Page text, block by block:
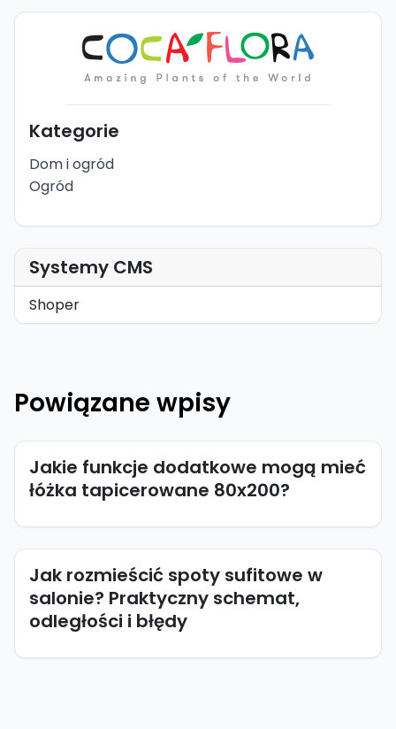
Kategorie
Dom i ogród
Ogród
Systemy CMS
Shoper
Powiązane wpisy
Jakie funkcje dodatkowe mogą mieć
łóżka tapicerowane 80x200?
Jak rozmieścić spoty sufitowe w
salonie? Praktyczny schemat,
odległości i błędy